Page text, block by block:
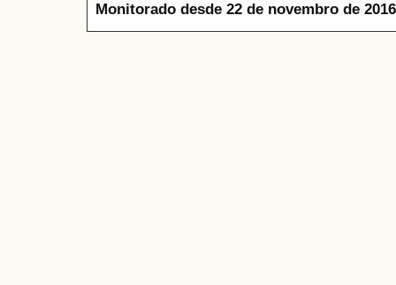
Monitorado desde 22 de novembro de